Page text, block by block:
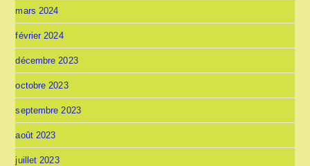
mars 2024
février 2024
décembre 2023
octobre 2023
septembre 2023
août 2023
juillet 2023